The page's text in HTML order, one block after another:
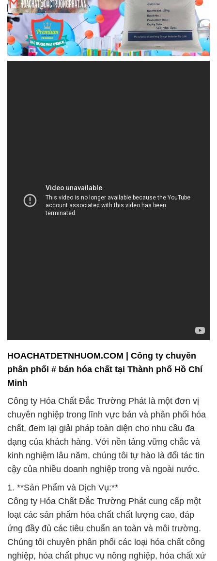
HOACHATDETNHUOM.COM | Công ty chuyên
phân phối # bán hóa chất tại Thành phố Hồ Chí
Minh
Công ty Hóa Chất Đắc Trường Phát là một đơn vị
chuyên nghiệp trong lĩnh vực bán và phân phối hóa
chất, đem lại giải pháp toàn diện cho nhu cầu đa
dạng của khách hàng. Với nền tảng vững chắc và
kinh nghiệm lâu năm, chúng tôi tự hào là đối tác tin
cậy của nhiều doanh nghiệp trong và ngoài nước.
1. **Sản Phẩm và Dịch Vụ:**
Công ty Hóa Chất Đắc Trường Phát cung cấp một
loạt các sản phẩm hóa chất chất lượng cao, đáp
ứng đầy đủ các tiêu chuẩn an toàn và môi trường.
Chúng tôi chuyên phân phối các loại hóa chất công
nghiệp, hóa chất phục vụ nông nghiệp, hóa chất xử